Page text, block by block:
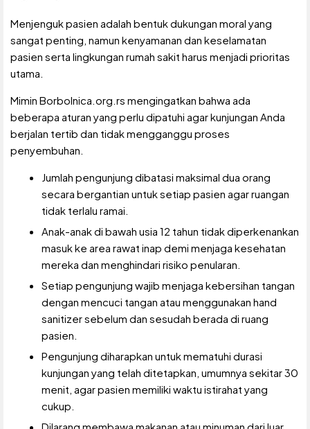
Menjenguk pasien adalah bentuk dukungan moral yang
sangat penting, namun kenyamanan dan keselamatan
pasien serta lingkungan rumah sakit harus menjadi prioritas
utama.
Mimin Borbolnica.org.rs mengingatkan bahwa ada
beberapa aturan yang perlu dipatuhi agar kunjungan Anda
berjalan tertib dan tidak mengganggu proses
penyembuhan.
Jumlah pengunjung dibatasi maksimal dua orang
secara bergantian untuk setiap pasien agar ruangan
tidak terlalu ramai.
Anak-anak di bawah usia 12 tahun tidak diperkenankan
masuk ke area rawat inap demi menjaga kesehatan
mereka dan menghindari risiko penularan.
Setiap pengunjung wajib menjaga kebersihan tangan
dengan mencuci tangan atau menggunakan hand
sanitizer sebelum dan sesudah berada di ruang
pasien.
Pengunjung diharapkan untuk mematuhi durasi
kunjungan yang telah ditetapkan, umumnya sekitar 30
menit, agar pasien memiliki waktu istirahat yang
cukup.
Dilarang membawa makanan atau minuman dari luar